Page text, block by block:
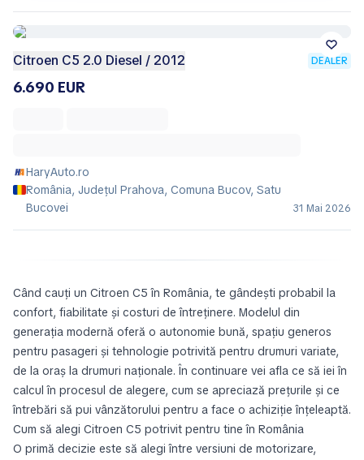
Citroen C5 2.0 Diesel / 2012 DEALER
6.690 EUR
HaryAuto.ro
România, Județul Prahova, Comuna Bucov, Satu
Bucovei
31 Mai 2026
Când cauți un Citroen C5 în România, te gândești probabil la
confort, fiabilitate și costuri de întreținere. Modelul din
generația modernă oferă o autonomie bună, spațiu generos
pentru pasageri și tehnologie potrivită pentru drumuri variate,
de la oraș la drumuri naționale. În continuare vei afla ce să iei în
calcul în procesul de alegere, cum se apreciază prețurile și ce
întrebări să pui vânzătorului pentru a face o achiziție înțeleaptă.
Cum să alegi Citroen C5 potrivit pentru tine în România
O primă decizie este să alegi între versiuni de motorizare,